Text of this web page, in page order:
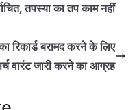
तपस्या का तप काम नहीं
रिकार्ड बरामद करने के लिए
वारंट जारी करने का आग्रह